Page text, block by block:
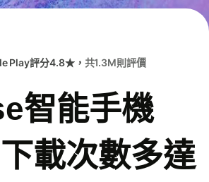
Play評分4.8★， 共1.3M則評價
智能手機
載次數多達